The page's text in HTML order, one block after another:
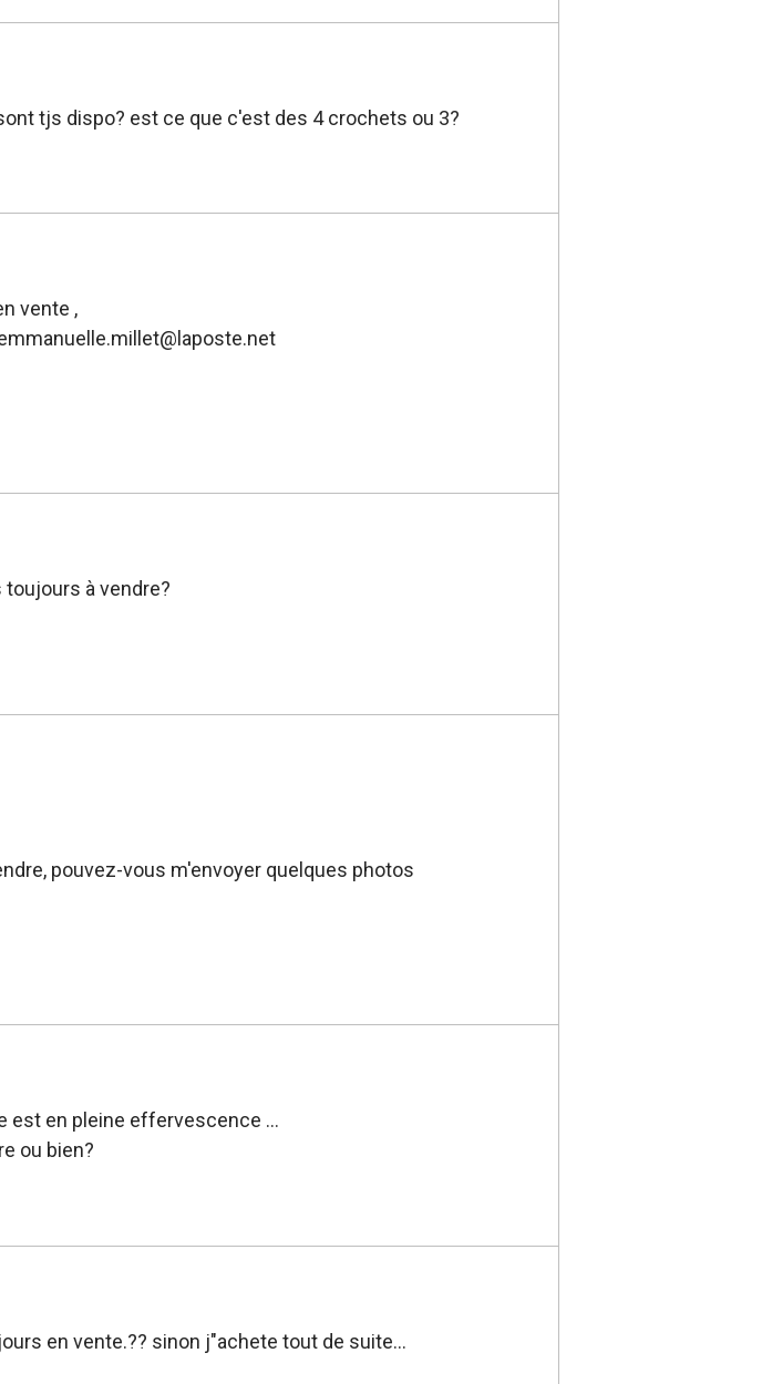
tjs dispo? est ce que c'est des 4 crochets ou 3?
vente ,
à vendre?
pouvez-vous m'envoyer quelques photos
est en pleine effervescence ...
ou bien?
en vente.?? sinon j"achete tout de suite...